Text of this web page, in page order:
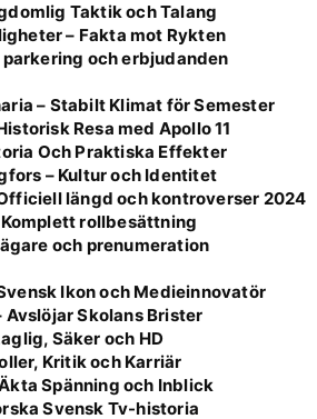
Taktik och Talang
– Fakta mot Rykten
parkering och erbjudanden
– Stabilt Klimat för Semester
Resa med Apollo 11
Och Praktiska Effekter
– Kultur och Identitet
längd och kontroverser 2024
rollbesättning
och prenumeration
Ikon och Medieinnovatör
Skolans Brister
Säker och HD
Kritik och Karriär
Spänning och Inblick
Svensk Tv-historia